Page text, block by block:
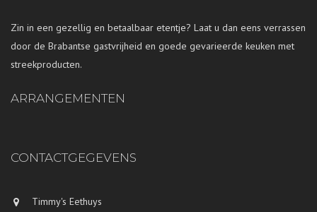
Zin in een gezellig en betaalbaar etentje? Laat u dan eens verrassen
door de Brabantse gastvrijheid en goede gevarieerde keuken met
streekproducten.
ARRANGEMENTEN
CONTACTGEGEVENS
Timmy's Eethuys